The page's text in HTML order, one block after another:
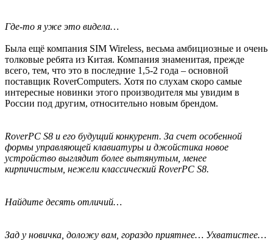
Где-то я уже это видела…
Была ещё компания SIM Wireless, весьма амбициозные и очень
толковые ребята из Китая. Компания знаменитая, прежде
всего, тем, что это в последние 1,5-2 года – основной
поставщик RoverComputers. Хотя по слухам скоро самые
интересные новинки этого производителя мы увидим в
России под другим, относительно новым брендом.
RoverPC S8 и его будущий конкурент. За счет особенной
формы управляющей клавиатуры и джойстика новое
устройство выглядит более вытянутым, менее
кирпичистым, нежели классический RoverPC S8.
Найдите десять отличий…
Зад у новичка, доложу вам, гораздо приятнее… Ухватистее…